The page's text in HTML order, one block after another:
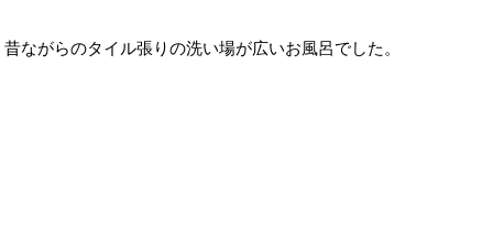
昔ながらのタイル張りの洗い場が広いお風呂でした。